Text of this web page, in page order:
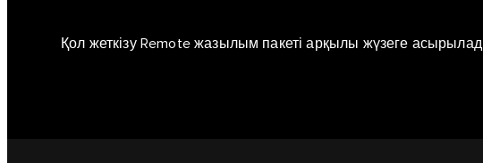
Қол жеткізу Remote жазылым пакеті арқылы жүзеге